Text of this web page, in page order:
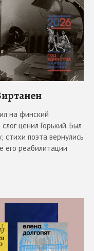
на финский
ценил Горький. Был
поэта вернулись
его реабилитации